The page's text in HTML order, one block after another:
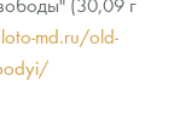
md.ru/old-